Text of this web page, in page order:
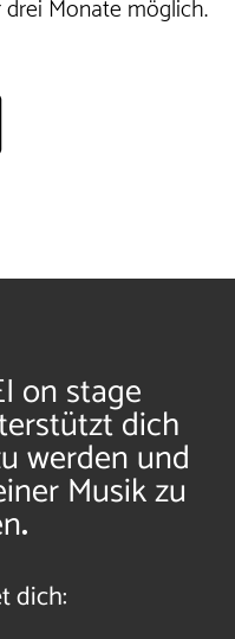
Monate möglich.
on stage
dich
werden und
Musik zu
.
dich: